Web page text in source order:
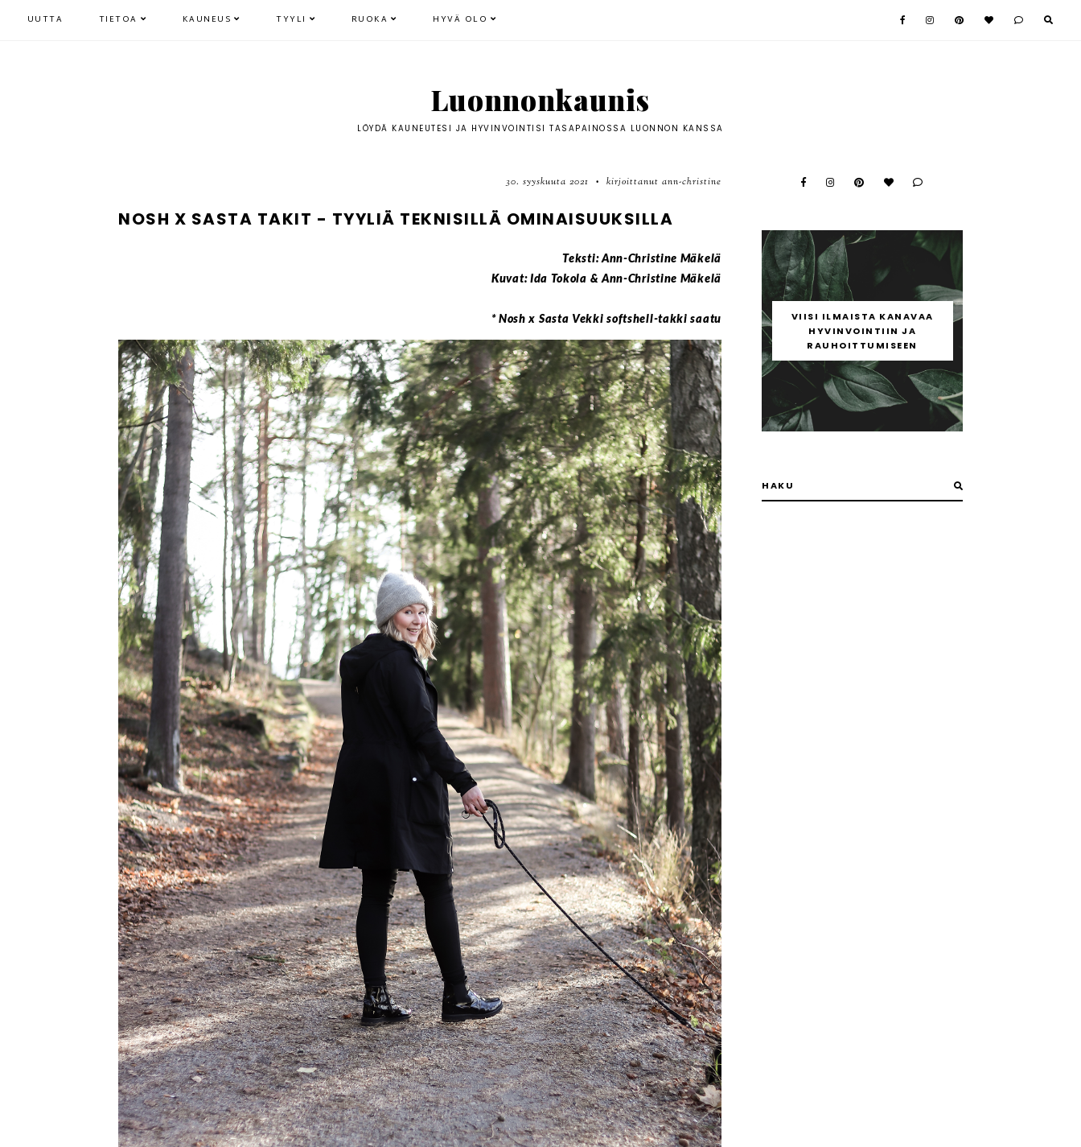
UUTTA TIETOA KAUNEUS TYYLI RUOKA HYVÄ OLO
Luonnonkaunis
LÖYDÄ KAUNEUTESI JA HYVINVOINTISI TASAPAINOSSA LUONNON KANSSA
30. syyskuuta 2021 • kirjoittanut ann-christine
NOSH X SASTA TAKIT - TYYLIÄ TEKNISILLÄ OMINAISUUKSILLA
Teksti: Ann-Christine Mäkelä
Kuvat: Ida Tokola & Ann-Christine Mäkelä
* Nosh x Sasta Vekki softshell-takki saatu
VIISI ILMAISTA KANAVAA
HYVINVOINTIIN JA
RAUHOITTUMISEEN